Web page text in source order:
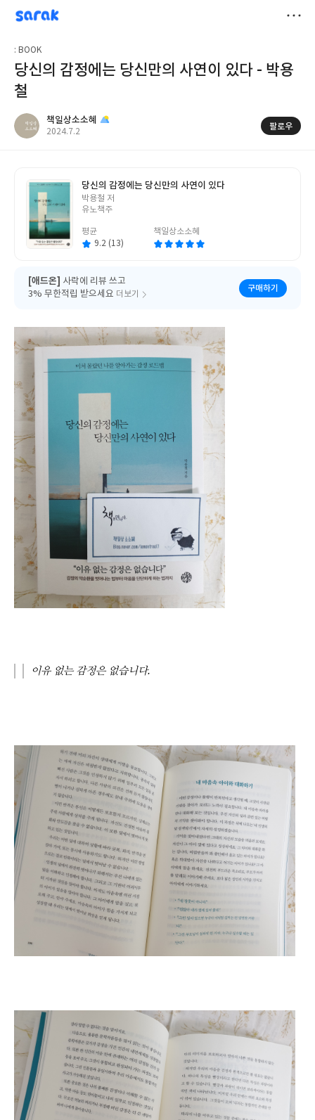
sarak
책일상소소혜
: BOOK
당신의 감정에는 당신만의 사연이 있다 - 박용
철
책일상소소혜
작
2024.7.2
팔로우
당신의 감정에는 당신만의 사연이 있다
글
쓴
박용철 저
유노책주
평균
9.2 (13)
책일상소소혜
[애드온] 사락에 리뷰 쓰고
3% 무한적립 받으세요 더보기
구매하기
이유 없는 감정은 없습니다.